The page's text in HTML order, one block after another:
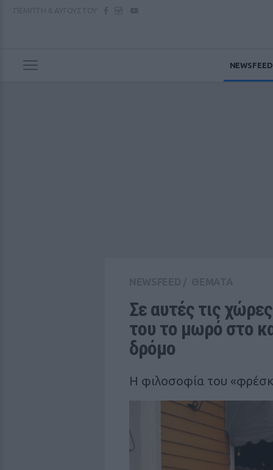
NEWSFEED
Σε αυτές τις
του το μωρό στο
δρόμο
Η φιλοσοφία του